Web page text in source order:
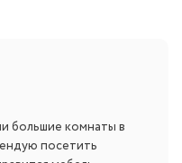
большие комнаты в
посетить